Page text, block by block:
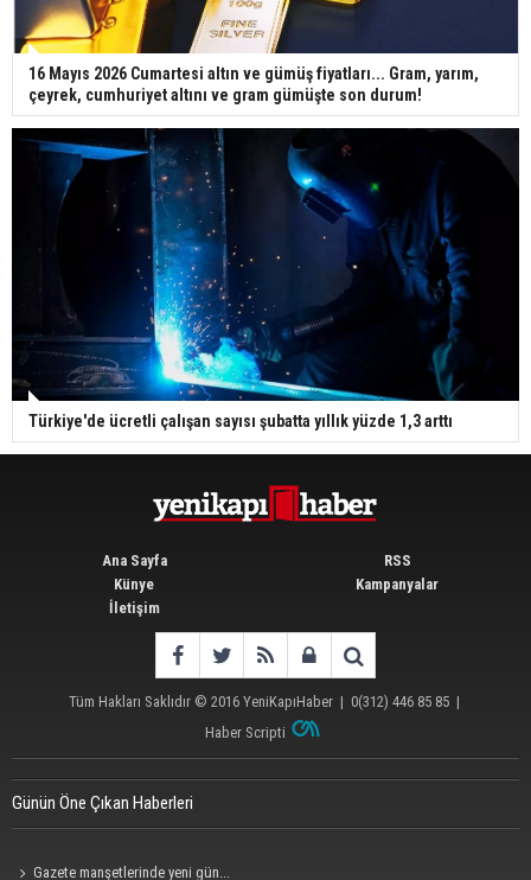
16 Mayıs 2026 Cumartesi altın ve gümüş fiyatları... Gram, yarım,
çeyrek, cumhuriyet altını ve gram gümüşte son durum!
Türkiye'de ücretli çalışan sayısı şubatta yıllık yüzde 1,3 arttı
Ana Sayfa
Künye
İletişim
RSS
Kampanyalar
Tüm Hakları Saklıdır © 2016 YeniKapıHaber| 0(312) 446 85 85|
Haber Scripti
Günün Öne Çıkan Haberleri
Gazete manşetlerinde yeni gün...